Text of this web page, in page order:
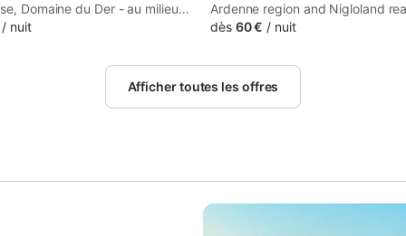
Domaine du Der - au milieu
Chambres et tables dhotes
access to a garden, a shared
well as private check-in and...
/ nuit
Ardenne region and Nigloland
within 41 km, Gite Le Courlis
playground, water sports facilities
free private parking.
dès 60 € / nuit
Afficher toutes les offres